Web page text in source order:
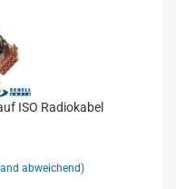
ISO Radiokabel
abweichend)